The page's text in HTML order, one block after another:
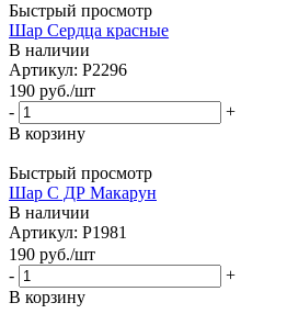
Быстрый просмотр
Шар Сердца красные
В наличии
Артикул: Р2296
190 руб./шт
-
+
В корзину
Быстрый просмотр
Шар С ДР Макарун
В наличии
Артикул: Р1981
190 руб./шт
-
+
В корзину